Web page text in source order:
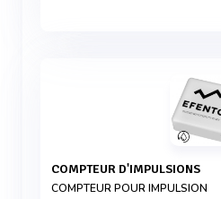
COMPTEUR D'IMPULSIONS
COMPTEUR POUR IMPULSION